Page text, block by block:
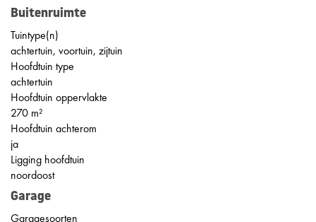
Buitenruimte
Tuintype(n)
achtertuin, voortuin, zijtuin
Hoofdtuin type
achtertuin
Hoofdtuin oppervlakte
270 m²
Hoofdtuin achterom
ja
Ligging hoofdtuin
noordoost
Garage
Garagesoorten